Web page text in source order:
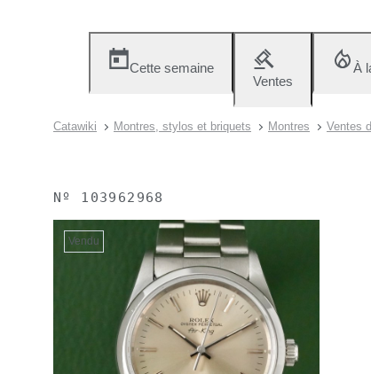
Cette semaine
Ventes
À
Catawiki Montres, stylos et briquets Montres Ventes
Nº 103962968
Vendu